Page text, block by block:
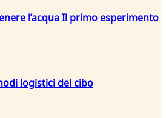
l’acqua Il primo esperimento
logistici del cibo